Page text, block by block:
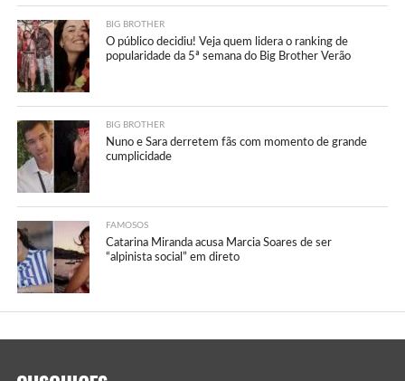
BIG BROTHER
O público decidiu! Veja quem lidera o ranking de
popularidade da 5ª semana do Big Brother Verão
BIG BROTHER
Nuno e Sara derretem fãs com momento de grande
cumplicidade
FAMOSOS
Catarina Miranda acusa Marcia Soares de ser
“alpinista social” em direto